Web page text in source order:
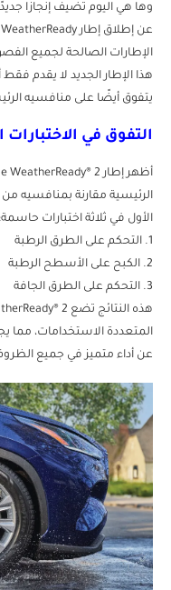
وها هي اليوم تضيف إنجازًا
الإطارات الصالحة لجميع
هذا الإطار الجديد لا يقدم
يتفوق أيضًا على منافسيه
التفوق في الاختبارات
الرئيسية مقارنة بمنافسيه من
الأول في ثلاثة اختبارات حاسمة:
1. التحكم على الطرق الرطبة
2. الكبح على الأسطح الرطبة
3. التحكم على الطرق الجافة
المتعددة الاستخدامات، مما
عن أداء متميز في جميع